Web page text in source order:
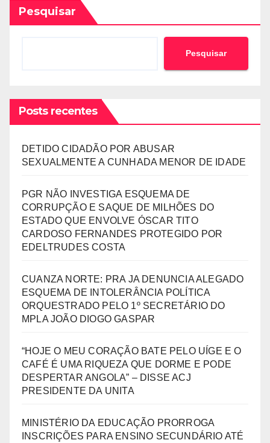
Pesquisar
Pesquisar
Posts recentes
DETIDO CIDADÃO POR ABUSAR
SEXUALMENTE A CUNHADA MENOR DE IDADE
PGR NÃO INVESTIGA ESQUEMA DE
CORRUPÇÃO E SAQUE DE MILHÕES DO
ESTADO QUE ENVOLVE ÓSCAR TITO
CARDOSO FERNANDES PROTEGIDO POR
EDELTRUDES COSTA
CUANZA NORTE: PRA JA DENUNCIA ALEGADO
ESQUEMA DE INTOLERÂNCIA POLÍTICA
ORQUESTRADO PELO 1º SECRETÁRIO DO
MPLA JOÃO DIOGO GASPAR
“HOJE O MEU CORAÇÃO BATE PELO UÍGE E O
CAFÉ É UMA RIQUEZA QUE DORME E PODE
DESPERTAR ANGOLA” – DISSE ACJ
PRESIDENTE DA UNITA
MINISTÉRIO DA EDUCAÇÃO PRORROGA
INSCRIÇÕES PARA ENSINO SECUNDÁRIO ATÉ